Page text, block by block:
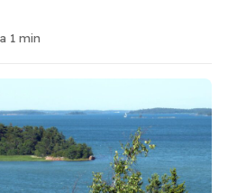
1 min